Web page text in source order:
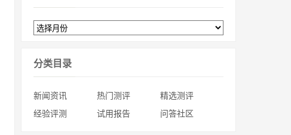
分类目录
新闻资讯 热门测评
精选测评
经验评测
试用报告 问答社区